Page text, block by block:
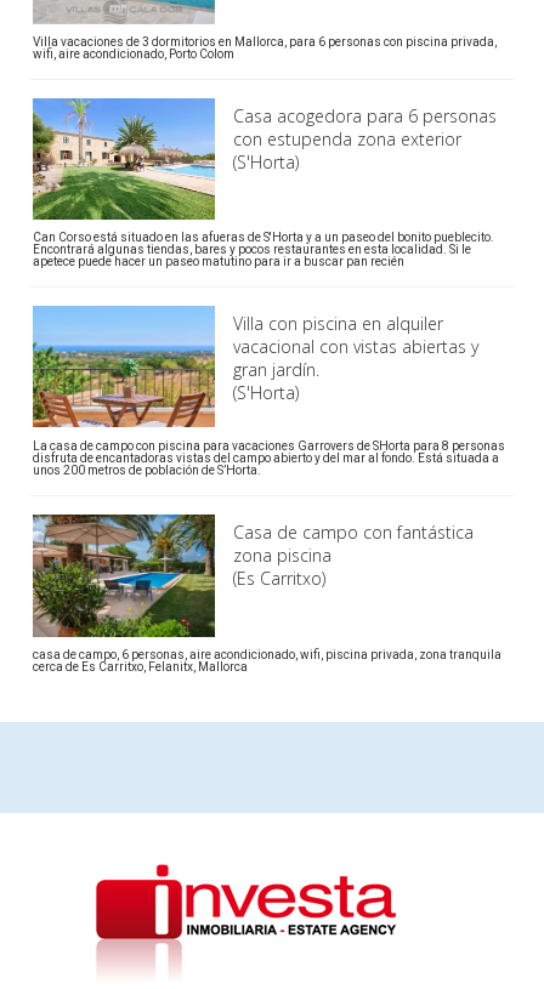
Villa vacaciones de 3 dormitorios en Mallorca, para 6 personas con piscina privada,
wifi, aire acondicionado, Porto Colom
Casa acogedora para 6 personas
con estupenda zona exterior
(S'Horta)
Can Corso está situado en las afueras de S'Horta y a un paseo del bonito pueblecito.
Encontrará algunas tiendas, bares y pocos restaurantes en esta localidad. Si le
apetece puede hacer un paseo matutino para ir a buscar pan recién
Villa con piscina en alquiler
vacacional con vistas abiertas y
gran jardín.
(S'Horta)
La casa de campo con piscina para vacaciones Garrovers de SHorta para 8 personas
disfruta de encantadoras vistas del campo abierto y del mar al fondo. Está situada a
unos 200 metros de población de S’Horta.
Casa de campo con fantástica
zona piscina
(Es Carritxo)
casa de campo, 6 personas, aire acondicionado, wifi, piscina privada, zona tranquila
cerca de Es Carritxo, Felanitx, Mallorca